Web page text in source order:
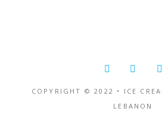
COPYRIGHT © 2022 • ICE
LEBANON